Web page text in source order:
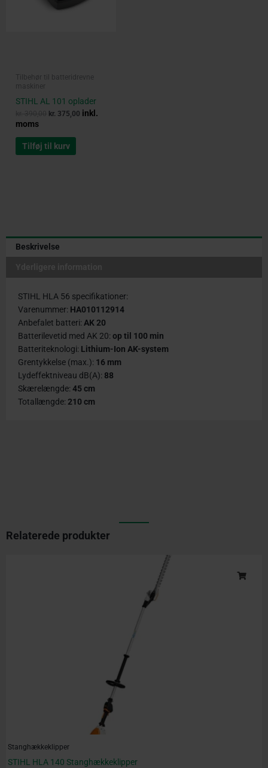
Tilbehør til batteridrevne
maskiner
STIHL AL 101 oplader
kr. 375,00 inkl.
moms
Tilføj til kurv
Beskrivelse
STIHL HLA 56 specifikationer:
Varenummer: HA010112914
Anbefalet batteri: AK 20
Batterilevetid med AK 20: op til 100 min
Batteriteknologi: Lithium-Ion AK-system
Grentykkelse (max.): 16 mm
Lydeffektniveau dB(A): 88
Skærelængde: 45 cm
Totallængde: 210 cm
Relaterede produkter
Stanghækkeklipper
STIHL HLA 140 Stanghækkeklipper